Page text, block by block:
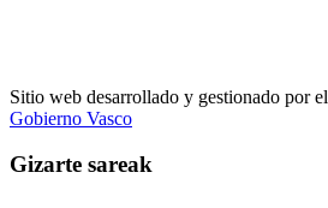
Sitio web desarrollado y gestionado por el
Gobierno Vasco
Gizarte sareak